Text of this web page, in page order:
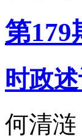
第179
时政
何清涟